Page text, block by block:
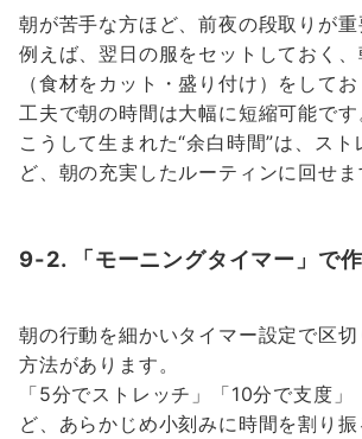
朝が苦手な方ほど、前夜の段取りが重
例えば、翌日の服をセットしておく
（食材をカット・盛り付け）をして
工夫で朝の時間は大幅に短縮可能です
こうして生まれた“余白時間”は、スト
ど、朝の充実したルーティンに回せま
9-2. 「モーニングタイマー」で
朝の行動を細かいタイマー設定で区
方法があります。
「5分でストレッチ」「10分で支度
ど、あらかじめ小刻みに時間を割り